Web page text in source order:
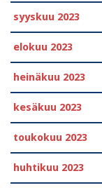
syyskuu 2023
elokuu 2023
heinäkuu 2023
kesäkuu 2023
toukokuu 2023
huhtikuu 2023